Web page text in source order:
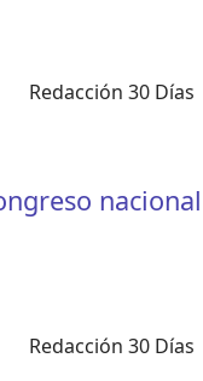
Redacción 30 Días
nacional
Redacción 30 Días